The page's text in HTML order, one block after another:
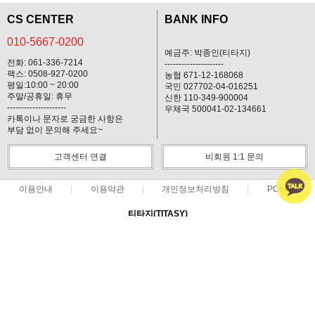
CS CENTER
010-5667-0200
전화: 061-336-7214
팩스: 0508-927-0200
평일:10:00 ~ 20:00
주말/공휴일: 휴무
---------------------
카톡이나 문자로 궁금한 사항은
부담 없이 문의해 주세요~
BANK INFO
예금주: 박종인(티타지)
---------------------
농협 671-12-168068
국민 027702-04-016251
신한 110-349-900004
우체국 500041-02-134661
고객센터 연결 비회원 1:1 문의
이용안내 이용약관 개인정보처리방침 PC버전
티타지(TITASY)